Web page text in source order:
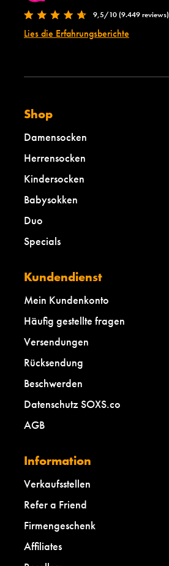
9,5/10 (9.449 reviews)
Lies die Erfahrungsberichte
Shop
Damensocken
Herrensocken
Kindersocken
Babysokken
Duo
Specials
Kundendienst
Mein Kundenkonto
Häufig gestellte fragen
Versendungen
Rücksendung
Beschwerden
Datenschutz SOXS.co
AGB
Information
Verkaufsstellen
Refer a Friend
Firmengeschenk
Affiliates